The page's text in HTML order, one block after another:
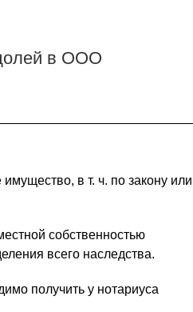
в ООО
в т. ч. по закону или
собственностью
всего наследства.
получить у нотариуса